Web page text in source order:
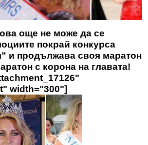
още не може да се
покрай конкурса
и продължава своя маратон
с корона на главата!
width="300"]